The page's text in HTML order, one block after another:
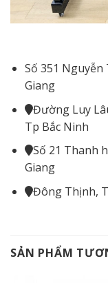
Số 351
Giang
Đường Luy
Tp Bắc Ninh
Số 21 Thanh
Giang
Đông Thịnh,
SẢN PHẨM